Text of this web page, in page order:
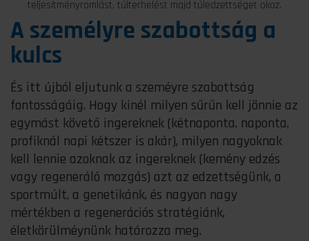
teljesítményromlást, túlterhelést majd túledzettséget okoz.
A személyre szabottság a
kulcs
És itt újból eljutunk a szeméyre szabottság
fontosságáig. Hogy kinél milyen sűrűn kell jönnie az
egymást követő ingereknek (kétnaponta, naponta,
profiknál napi kétszer is akár), milyen nagyoknak
kell lennie azoknak az ingereknek (kemény edzés
vagy regeneráló mozgás) azt az edzettségünk, a
sportmúlt, a genetikánk, és nagyon nagy
mértékben a regenerációs stratégiánk,
életkörülméynünk határozza meg.